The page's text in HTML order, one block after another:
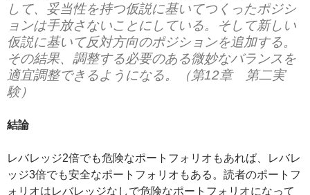
して、妥当性を持つ仮説に基いてつくったポジシ
ョンは手放さないことにしている。そして新しい
仮説に基いて反対方向のポジションを追加する。
その結果、調整する必要のある微妙なバランスを
適宜調整できるようになる。（第12章 第二実
験）
結論
レバレッジ2倍でも危険なポートフォリオもあれば、レバレ
ッジ3倍でも安全なポートフォリオもある。読者のポートフ
ォリオはレバレッジなしで危険なポートフォリオになって